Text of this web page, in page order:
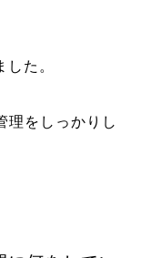
した。
理をしっかりし